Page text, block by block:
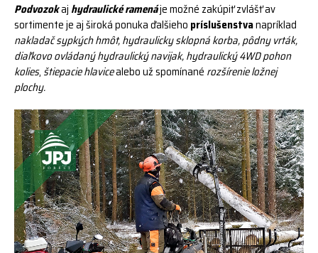
Podvozokaj hydraulické ramenáje možné zakúpiť zvlášť av
sortimente je aj široká ponuka ďalšieho príslušenstvanapríklad
nakladač sypkých hmôt, hydraulicky sklopná korba, pôdny vrták,
diaľkovo ovládaný hydraulický navijak, hydraulický 4WD pohon
kolies, štiepacie hlavicealebo už spomínané rozšírenie ložnej
plochy.